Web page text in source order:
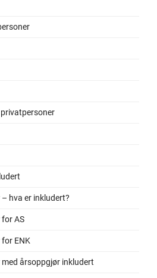
hva er inkludert?
AS
ENK
årsoppgjør inkludert